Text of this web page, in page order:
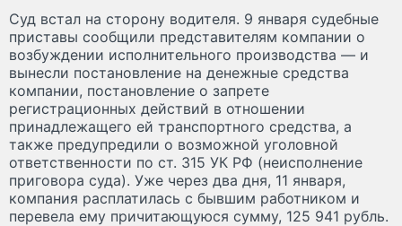
Суд встал на сторону водителя. 9 января судебные
приставы сообщили представителям компании о
возбуждении исполнительного производства — и
вынесли постановление на денежные средства
компании, постановление о запрете
регистрационных действий в отношении
принадлежащего ей транспортного средства, а
также предупредили о возможной уголовной
ответственности по ст. 315 УК РФ (неисполнение
приговора суда). Уже через два дня, 11 января,
компания расплатилась с бывшим работником и
перевела ему причитающуюся сумму, 125 941 рубль.